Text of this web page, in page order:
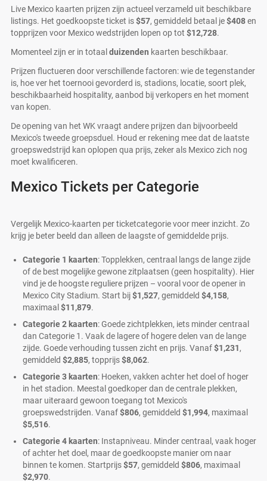
Live Mexico kaarten prijzen zijn actueel verzameld uit beschikbare
listings. Het goedkoopste ticket is$57, gemiddeld betaal je$408en
topprijzen voor Mexico wedstrijden lopen op tot $12,728.
Momenteel zijn er in totaal duizenden kaarten beschikbaar.
Prijzen fluctueren door verschillende factoren: wie de tegenstander
is, hoe ver het toernooi gevorderd is, stadions, locatie, soort plek,
beschikbaarheid hospitality, aanbod bij verkopers en het moment
van kopen.
De opening van het WK vraagt andere prijzen dan bijvoorbeeld
Mexico's tweede groepsduel. Houd er rekening mee dat de laatste
groepswedstrijd kan oplopen qua prijs, zeker als Mexico zich nog
moet kwalificeren.
Mexico Tickets per Categorie
Vergelijk Mexico-kaarten per ticketcategorie voor meer inzicht. Zo
krijg je beter beeld dan alleen de laagste of gemiddelde prijs.
Categorie 1 kaarten: Topplekken, centraal langs de lange zijde
of de best mogelijke gewone zitplaatsen (geen hospitality). Hier
vind je de hoogste reguliere prijzen – vooral voor de opener in
Mexico City Stadium. Start bij$1,527, gemiddeld $4,158,
maximaal $11,879.
Categorie 2 kaarten: Goede zichtplekken, iets minder centraal
dan Categorie 1. Vaak de lagere of hogere delen van de lange
zijde. Goede verhouding tussen zicht en prijs. Vanaf$1,231,
gemiddeld $2,885, topprijs$8,062.
Categorie 3 kaarten: Hoeken, vakken achter het doel of hoger
in het stadion. Meestal goedkoper dan de centrale plekken,
maar uiteraard gewoon toegang tot Mexico's
groepswedstrijden. Vanaf$806, gemiddeld $1,994, maximaal
$5,516.
Categorie 4 kaarten: Instapniveau. Minder centraal, vaak hoger
of achter het doel, maar de goedkoopste manier om naar
binnen te komen. Startprijs$57, gemiddeld $806, maximaal
$2,970.